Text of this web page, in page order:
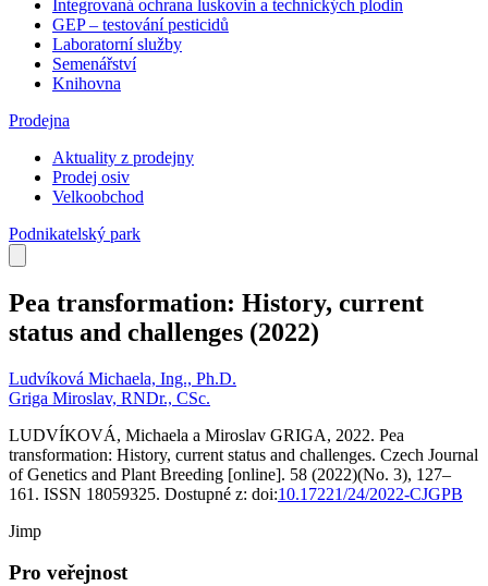
Integrovaná ochrana luskovin a technických plodin
GEP – testování pesticidů
Laboratorní služby
Semenářství
Knihovna
Prodejna
Aktuality z prodejny
Prodej osiv
Velkoobchod
Podnikatelský park
Pea transformation: History, current
status and challenges (2022)
Ludvíková Michaela, Ing., Ph.D.
Griga Miroslav, RNDr., CSc.
LUDVÍKOVÁ, Michaela a Miroslav GRIGA, 2022. Pea
transformation: History, current status and challenges. Czech Journal
of Genetics and Plant Breeding [online]. 58 (2022)(No. 3), 127–
161. ISSN 18059325. Dostupné z: doi:10.17221/24/2022-CJGPB
Jimp
Pro veřejnost